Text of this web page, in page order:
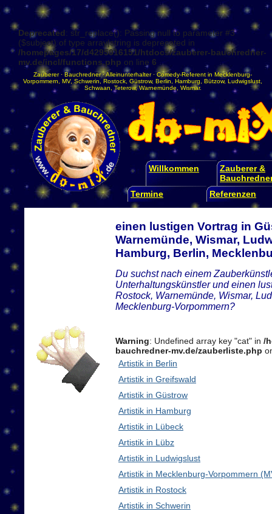
Deprecated: str_replace(): Passing null to parameter #3
($subject) of type array|string is deprecated in
/homepages/17/d4295016151/htdocs/zauberer-bauchredner-
mv.de/incl/functions.php on line 6
Zauberer·Bauchredner·Alleinunterhalter· Comedy-Referent in Mecklenburg-
Vorpommern
MV, Schwerin Rostock Güstrow, Berlin Hamburg Bützow, Ludwigslust
Schwaan ,Teterow,Warnemünde Wismar.
Willkommen
Zauberer &
Termine
Referenzen
einen lustigen Vortrag in
Warnemünde, Wismar,
Hamburg, Berlin,
Du suchst nach einem
Unterhaltungskünstler und einen
Rostock, Warnemünde, Wismar,
Mecklenburg-Vorpommern?
Warning: Undefined array key "cat" in /
bauchredner-mv.de/zauberliste.php
Artistik in Berlin
Artistik in Greifswald
Artistik in Güstrow
Artistik in Hamburg
Artistik in Lübeck
Artistik in Lübz
Artistik in Ludwigslust
Artistik in Mecklenburg-Vorpommern
Artistik in Rostock
Artistik in Schwerin